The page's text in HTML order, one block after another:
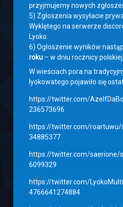
przyjmujemy nowych
5) Zgłoszenia wysyłacie
Wyklętego na serwerze
Lyoko.
6) Ogłoszenie wyników
roku – w dniu rocznicy
W wieściach pora na
lyokowatego pojawiło się
https://twitter.com/
236573696
https://twitter.com/
34885377
https://twitter.com/saerione/
6099329
https://twitter.com/
4766641274884